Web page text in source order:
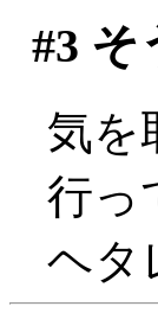
#3 そ
気を
行っ
ヘタ